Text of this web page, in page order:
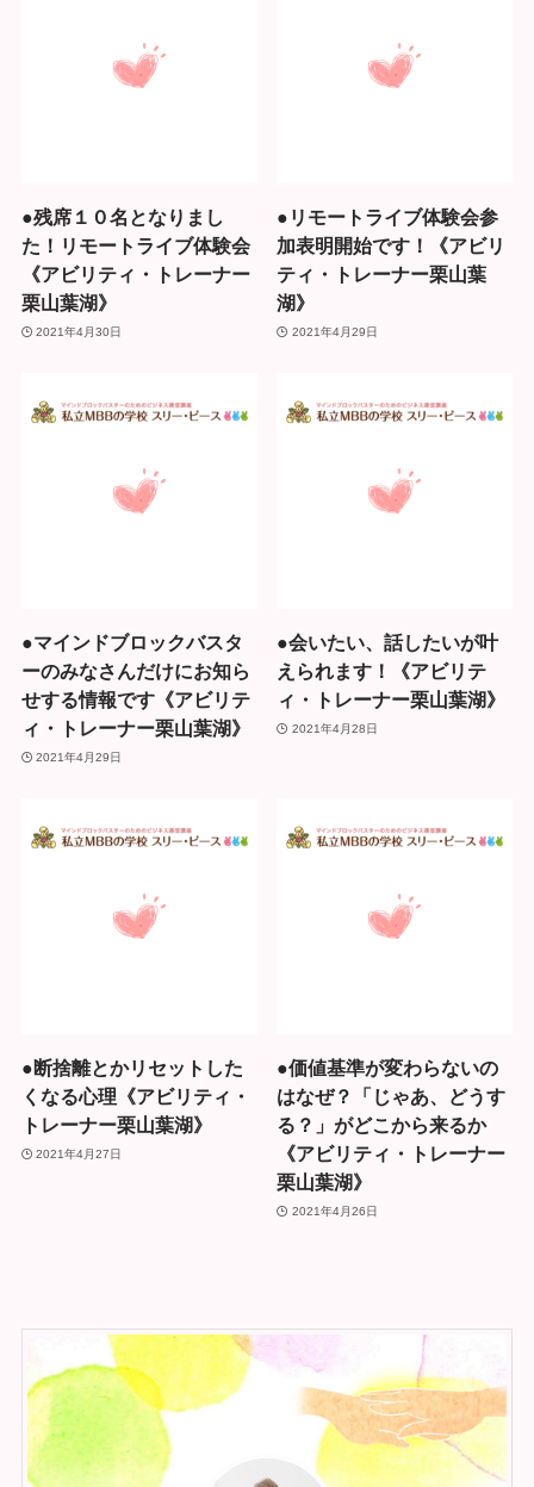
●残席１０名となりまし
た！リモートライブ体験会
《アビリティ・トレーナー
栗山葉湖》
2021年4月30日
●リモートライブ体験会参
加表明開始です！《アビリ
ティ・トレーナー栗山葉
湖》
2021年4月29日
●マインドブロックバスタ
ーのみなさんだけにお知ら
せする情報です《アビリテ
ィ・トレーナー栗山葉湖》
2021年4月29日
●会いたい、話したいが叶
えられます！《アビリテ
ィ・トレーナー栗山葉湖》
2021年4月28日
●断捨離とかリセットした
くなる心理《アビリティ・
トレーナー栗山葉湖》
2021年4月27日
●価値基準が変わらないの
はなぜ？「じゃあ、どうす
る？」がどこから来るか
《アビリティ・トレーナー
栗山葉湖》
2021年4月26日